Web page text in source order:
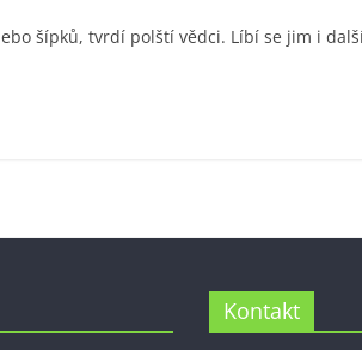
šípků, tvrdí polští vědci. Líbí se jim i
Kontakt